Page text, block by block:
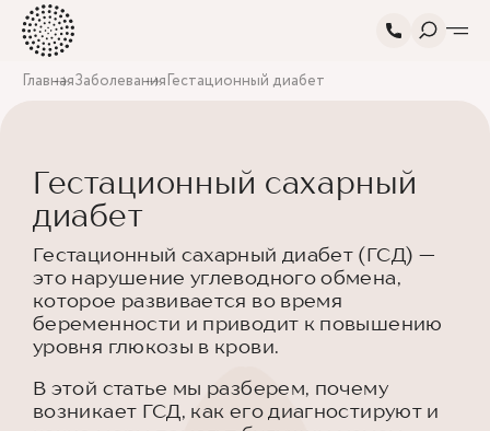
ГлавнаяЗаболеванияГестационный диабет
Гестационный сахарный
диабет
Гестационный сахарный диабет (ГСД) —
это нарушение углеводного обмена,
которое развивается во время
беременности и приводит к повышению
уровня глюкозы в крови.
В этой статье мы разберем, почему
возникает ГСД, как его диагностируют и